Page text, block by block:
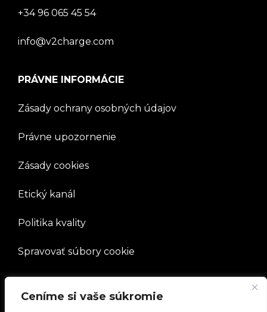
Ceníme si vaše súkromie
+34 96 065 45 54
info@v2charge.com
PRÁVNE INFORMÁCIE
Zásady ochrany osobných údajov
Právne upozornenie
Zásady cookies
Etický kanál
Politika kvality
Spravovať súbory cookie
SPOLOČNOSŤ